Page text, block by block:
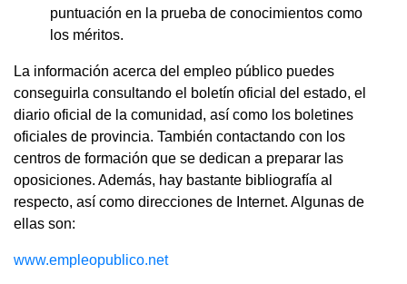
puntuación en la prueba de conocimientos como
los méritos.
La información acerca del empleo público puedes
conseguirla consultando el boletín oficial del estado, el
diario oficial de la comunidad, así como los boletines
oficiales de provincia. También contactando con los
centros de formación que se dedican a preparar las
oposiciones. Además, hay bastante bibliografía al
respecto, así como direcciones de Internet. Algunas de
ellas son:
www.empleopublico.net